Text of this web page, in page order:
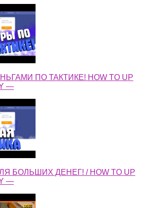
ПО ТАКТИКЕ! HOW TO UP
—
БОЛЬШИХ ДЕНЕГ! / HOW TO UP
—